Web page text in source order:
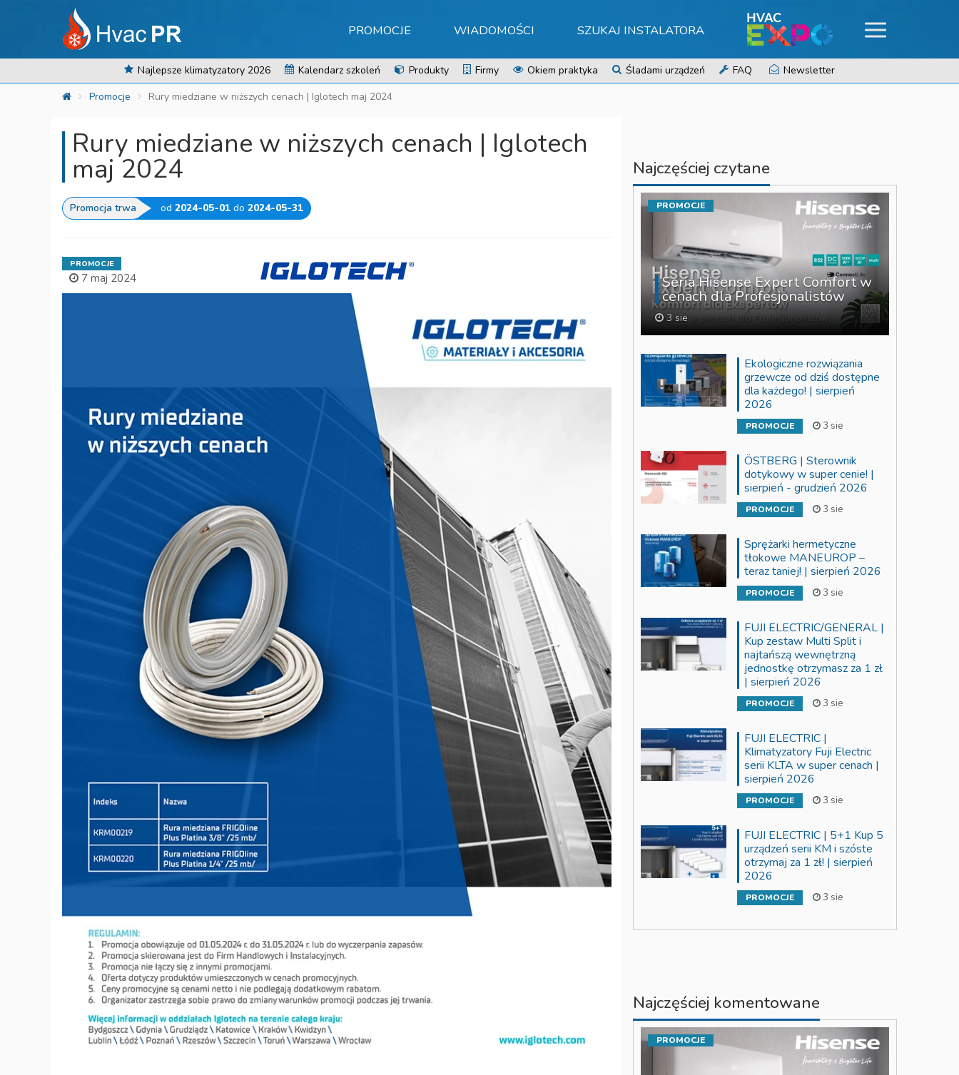
PROMOCJE WIADOMOŚCI SZUKAJ INSTALATORA
Najlepsze klimatyzatory 2026 Kalendarz szkoleń Produkty Firmy Okiem praktyka Śladami urządzeń FAQ
Newsletter
Promocje
Rury miedziane w niższych cenach | Iglotech maj 2024
Rury miedziane w niższych cenach | Iglotech
maj 2024
Promocja trwa od 2024-05-01 do 2024-05-31
PROMOCJE
7 maj 2024
Najczęściej czytane
Seria Hisense Expert Comfort w
cenach dla Profesjonalistów
3 sie
PROMOCJE
Ekologiczne rozwiązania
grzewcze od dziś dostępne
dla każdego! | sierpień
2026
PROMOCJE 3 sie
ÖSTBERG | Sterownik
dotykowy w super cenie! |
sierpień - grudzień 2026
PROMOCJE 3 sie
Sprężarki hermetyczne
tłokowe MANEUROP –
teraz taniej! | sierpień 2026
PROMOCJE 3 sie
FUJI ELECTRIC/GENERAL |
Kup zestaw Multi Split i
najtańszą wewnętrzną
jednostkę otrzymasz za 1 zł
| sierpień 2026
PROMOCJE 3 sie
FUJI ELECTRIC |
Klimatyzatory Fuji Electric
serii KLTA w super cenach |
sierpień 2026
PROMOCJE 3 sie
FUJI ELECTRIC | 5+1 Kup 5
urządzeń serii KM i szóste
otrzymaj za 1 zł! | sierpień
2026
PROMOCJE 3 sie
Najczęściej komentowane
PROMOCJE